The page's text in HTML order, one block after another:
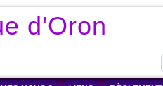
d'Oron